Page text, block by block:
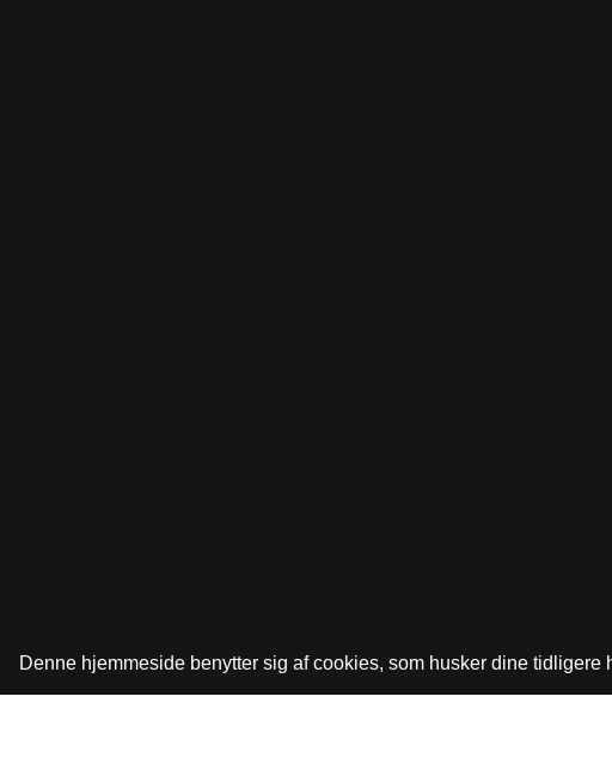
Denne hjemmeside benytter sig af cookies, som husker dine